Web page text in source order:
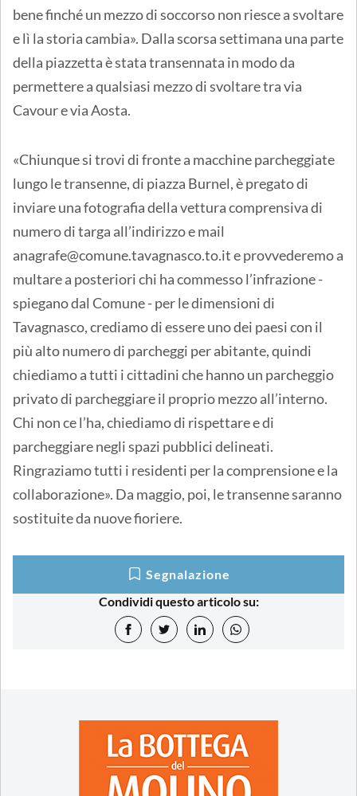
bene finché un mezzo di soccorso non riesce a svoltare
e lì la storia cambia». Dalla scorsa settimana una parte
della piazzetta è stata transennata in modo da
permettere a qualsiasi mezzo di svoltare tra via
Cavour e via Aosta.
«Chiunque si trovi di fronte a macchine parcheggiate
lungo le transenne, di piazza Burnel, è pregato di
inviare una fotografia della vettura comprensiva di
numero di targa all’indirizzo e mail
anagrafe@comune.tavagnasco.to.it e provvederemo a
multare a posteriori chi ha commesso l’infrazione -
spiegano dal Comune - per le dimensioni di
Tavagnasco, crediamo di essere uno dei paesi con il
più alto numero di parcheggi per abitante, quindi
chiediamo a tutti i cittadini che hanno un parcheggio
privato di parcheggiare il proprio mezzo all’interno.
Chi non ce l’ha, chiediamo di rispettare e di
parcheggiare negli spazi pubblici delineati.
Ringraziamo tutti i residenti per la comprensione e la
collaborazione». Da maggio, poi, le transenne saranno
sostituite da nuove fioriere.
Segnalazione
Condividi questo articolo su: